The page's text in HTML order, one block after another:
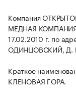
Компания
МЕДНАЯ КОМПАНИЯ
17.02.2010 г. по
ОДИНЦОВСКИЙ, Д.
Краткое
КЛЕНОВАЯ ГОРА.